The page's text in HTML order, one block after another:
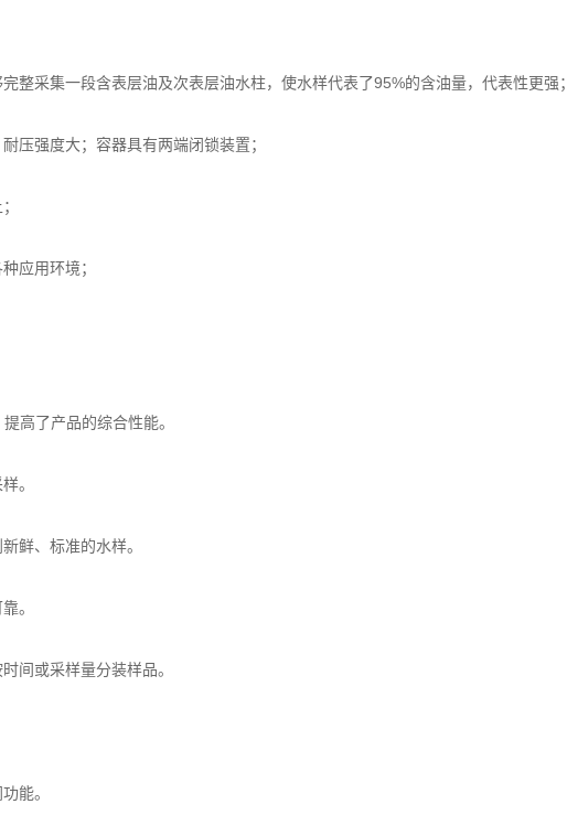
整采集一段含表层油及次表层油水柱，使水样代表了95%的含油量，代表性更强；
强度大；容器具有两端闭锁装置；
应用环境；
了产品的综合性能。
。
、标准的水样。
。
或采样量分装样品。
能。